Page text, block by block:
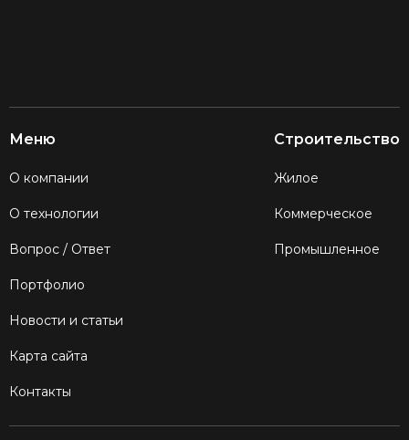
Меню
О компании
О технологии
Вопрос / Ответ
Портфолио
Новости и статьи
Карта сайта
Контакты
Строительство
Жилое
Коммерческое
Промышленное